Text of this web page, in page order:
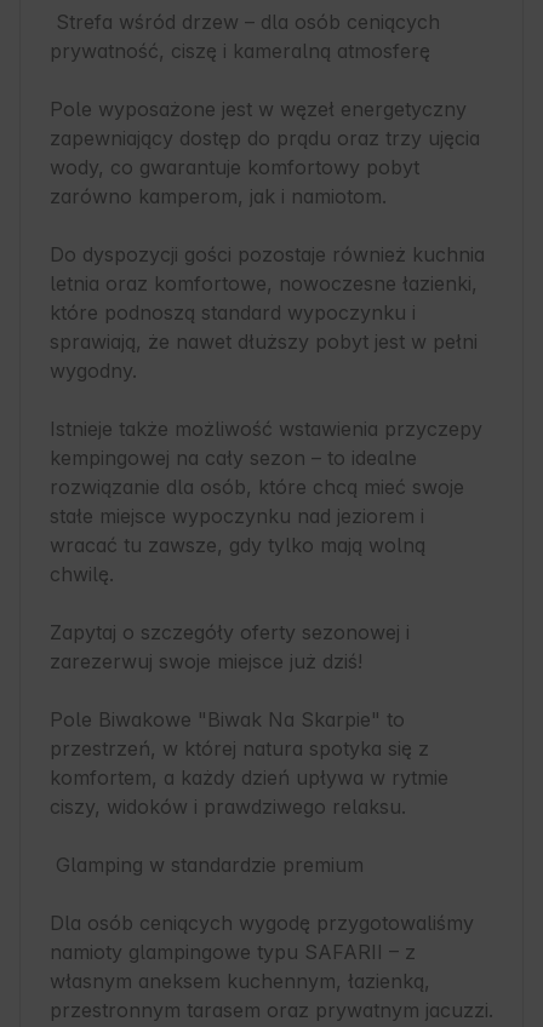
prywatność, ciszę i kameralną atmosferę
Pole wyposażone jest w węzeł energetyczny
zapewniający dostęp do prądu oraz trzy ujęcia
wody, co gwarantuje komfortowy pobyt
zarówno kamperom, jak i namiotom.
Do dyspozycji gości pozostaje również kuchnia
letnia oraz komfortowe, nowoczesne łazienki,
które podnoszą standard wypoczynku i
sprawiają, że nawet dłuższy pobyt jest w pełni
wygodny.
Istnieje także możliwość wstawienia przyczepy
kempingowej na cały sezon – to idealne
rozwiązanie dla osób, które chcą mieć swoje
stałe miejsce wypoczynku nad jeziorem i
wracać tu zawsze, gdy tylko mają wolną
chwilę.
Zapytaj o szczegóły oferty sezonowej i
zarezerwuj swoje miejsce już dziś!
Pole Biwakowe "Biwak Na Skarpie" to
przestrzeń, w której natura spotyka się z
komfortem, a każdy dzień upływa w rytmie
ciszy, widoków i prawdziwego relaksu.
Dla osób ceniących wygodę przygotowaliśmy
namioty glampingowe typu SAFARII – z
własnym aneksem kuchennym, łazienką,
przestronnym tarasem oraz prywatnym jacuzzi.